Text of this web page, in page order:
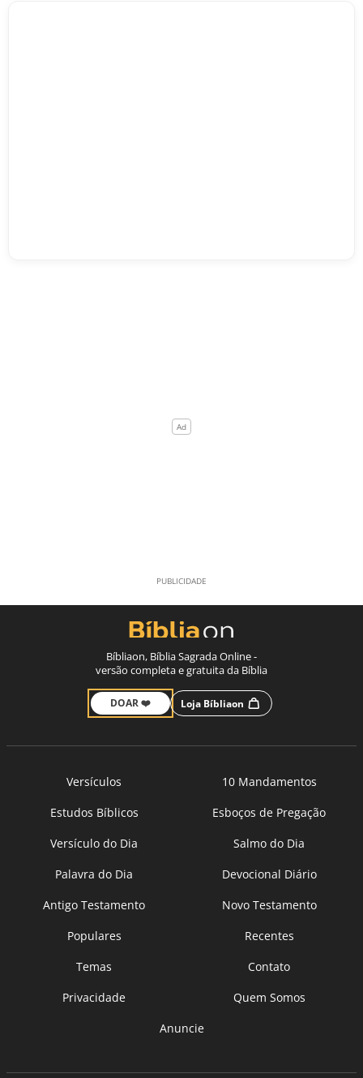
Bíbliaon, Bíblia Sagrada Online -
versão completa e gratuita da Bíblia
DOAR ❤️ Loja Bíbliaon
Versículos
10 Mandamentos
Estudos Bíblicos
Esboços de Pregação
Versículo do Dia
Salmo do Dia
Palavra do Dia
Devocional Diário
Antigo Testamento
Novo Testamento
Populares
Recentes
Temas
Contato
Privacidade
Quem Somos
Anuncie